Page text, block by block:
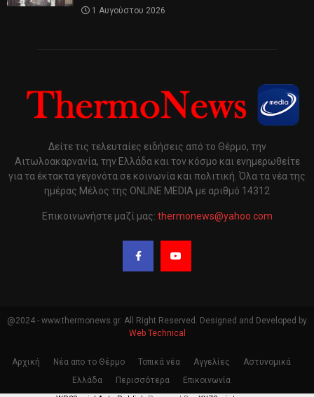
1 Αυγούστου 2026
Δείτε τις τελευταίες ειδήσεις από το Θέρμο, την
Αιτωλοακαρνανία, την Ελλάδα και τον κόσμο και ενημερωθείτε
για τα έκτακτα γεγονότα σε κοινωνία και πολιτική. Όλα τα νέα της
ημέρας Μέλος της ONLINE MEDIA με αριθμό 14312
Επικοινωνήστε μαζί μας: thermonews@yahoo.com
@2024 - www.thermonews.gr. All Right Reserved. Designed and Developed by
Web Technical
Αρχική Νέα απο το Θέρμο Τοπικά νέα Αγγελίες
Αστυνομικά
Ελλάδα
Περισσότερα Επικοινωνία